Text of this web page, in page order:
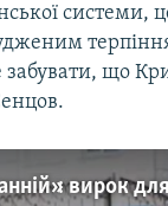
системи,
що